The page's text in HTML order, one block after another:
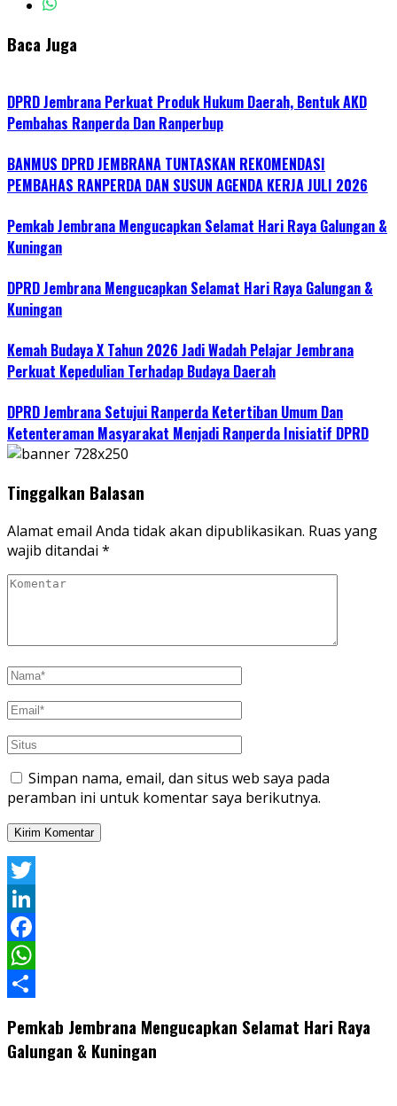
Baca Juga
DPRD Jembrana Perkuat Produk Hukum Daerah, Bentuk AKD
Pembahas Ranperda Dan Ranperbup
BANMUS DPRD JEMBRANA TUNTASKAN REKOMENDASI
PEMBAHAS RANPERDA DAN SUSUN AGENDA KERJA JULI 2026
Pemkab Jembrana Mengucapkan Selamat Hari Raya Galungan &
Kuningan
DPRD Jembrana Mengucapkan Selamat Hari Raya Galungan &
Kuningan
Kemah Budaya X Tahun 2026 Jadi Wadah Pelajar Jembrana
Perkuat Kepedulian Terhadap Budaya Daerah
DPRD Jembrana Setujui Ranperda Ketertiban Umum Dan
Ketenteraman Masyarakat Menjadi Ranperda Inisiatif DPRD
Tinggalkan Balasan
Alamat email Anda tidak akan dipublikasikan. Ruas yang
wajib ditandai *
Simpan nama, email, dan situs web saya pada
peramban ini untuk komentar saya berikutnya.
Twitter
LinkedIn
Facebook
WhatsApp
Pemkab Jembrana Mengucapkan Selamat Hari Raya
Galungan & Kuningan